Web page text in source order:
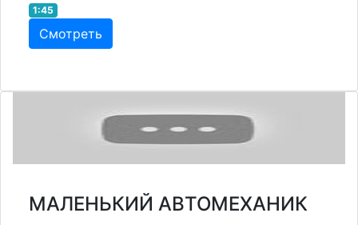
1:45
Смотреть
МАЛЕНЬКИЙ АВТОМЕХАНИК